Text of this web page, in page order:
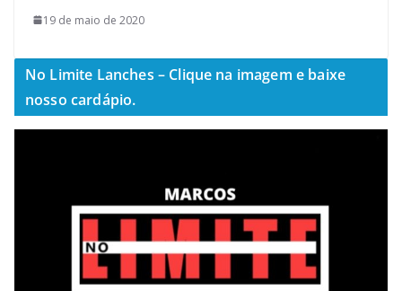
19 de maio de 2020
No Limite Lanches – Clique na imagem e baixe
nosso cardápio.